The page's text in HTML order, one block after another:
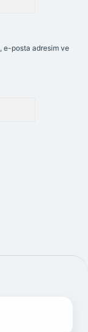
e-posta adresim ve